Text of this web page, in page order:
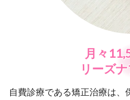
月々
リーズ
自費診療である矯正治療は